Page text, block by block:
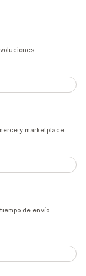
y marketplace
de envío